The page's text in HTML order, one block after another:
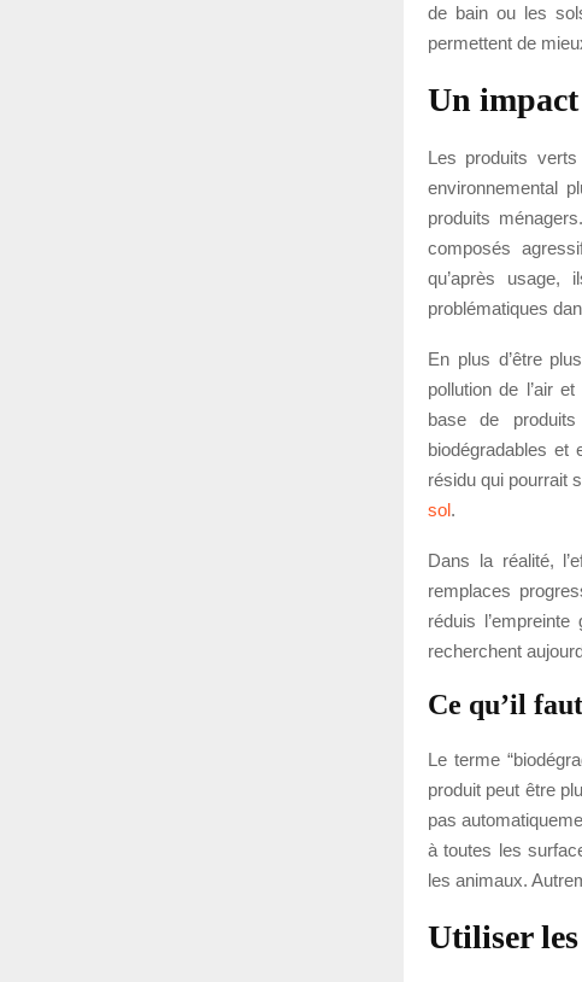
de bain ou les
permettent de
Un
Les produits
environnemental
produits
composés
qu’après
problématiques
En plus d’être
pollution de l’air
base de
biodégradables et
résidu qui pourrait
sol.
Dans la réalité,
remplaces
réduis
recherchent
Ce qu’il
Le terme
produit peut être
pas
à toutes les
les animaux.
Utiliser